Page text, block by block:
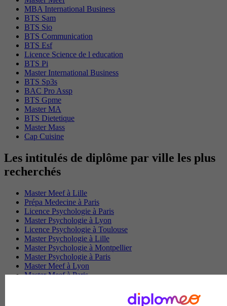
MBA International Business
BTS Sam
BTS Sio
BTS Communication
BTS Esf
Licence Science de l education
BTS Pi
Master International Business
BTS Sp3s
BAC Pro Assp
BTS Gpme
Master MA
BTS Dietetique
Master Mass
Cap Cuisine
Les intitulés de diplôme par ville les plus
recherchés
Master Meef à Lille
Prépa Medecine à Paris
Licence Psychologie à Paris
Master Psychologie à Lyon
Licence Psychologie à Toulouse
Master Psychologie à Lille
Master Psychologie à Montpellier
Master Psychologie à Paris
Master Meef à Lyon
Master Meef à Paris